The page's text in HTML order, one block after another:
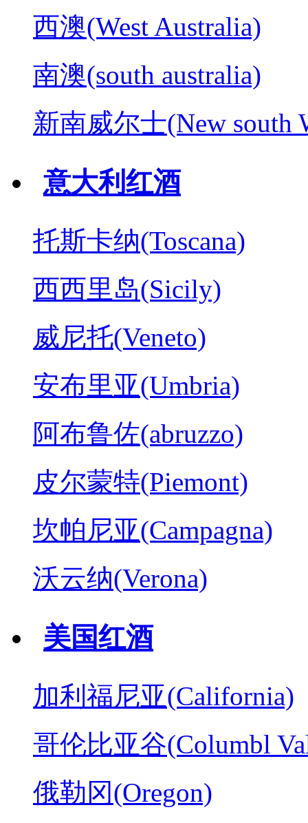
西澳(West Australia)
南澳(south australia)
新南威尔士(New south
意大利红酒
托斯卡纳(Toscana)
西西里岛(Sicily)
威尼托(Veneto)
安布里亚(Umbria)
阿布鲁佐(abruzzo)
皮尔蒙特(Piemont)
坎帕尼亚(Campagna)
沃云纳(Verona)
美国红酒
加利福尼亚(California)
哥伦比亚谷(Columbl
俄勒冈(Oregon)